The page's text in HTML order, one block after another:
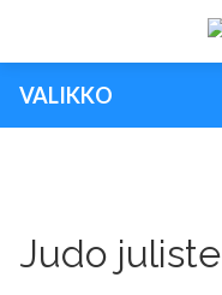
VALIKKO
Judo juliste